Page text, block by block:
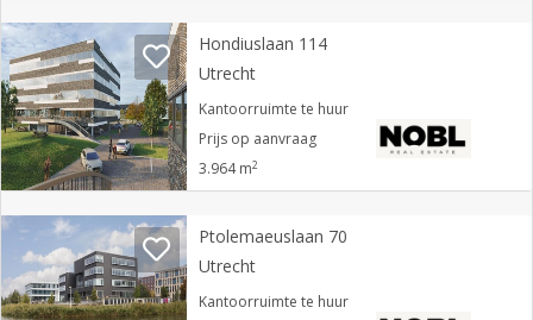
Hondiuslaan 114
Utrecht
Kantoorruimte te huur
Prijs op aanvraag
3.964 m2
Ptolemaeuslaan 70
Utrecht
Kantoorruimte te huur